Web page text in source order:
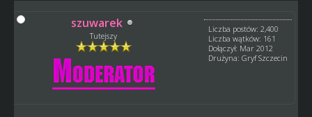
szuwarek
Tutejszy
Liczba postów: 2,400
Liczba wątków: 161
Dołączył: Mar 2012
Drużyna: Gryf Szczecin